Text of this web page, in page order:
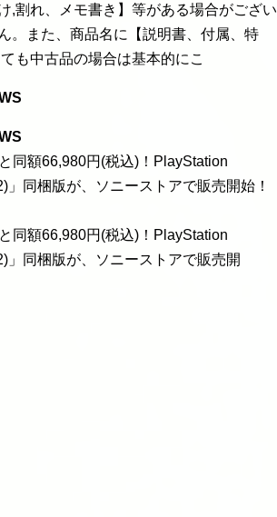
,割れ、メモ書き】等がある場合がござい
。また、商品名に【説明書、付属、特
も中古品の場合は基本的にこ
同額66,980円(税込)！PlayStation
同梱版が、ソニーストアで販売開始！
同額66,980円(税込)！PlayStation
」同梱版が、ソニーストアで販売開